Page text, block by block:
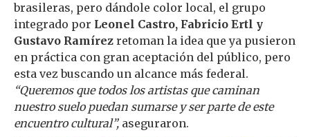
brasileras, pero dándole color local, el grupo
integrado por Leonel Castro, Fabricio Ertl y
Gustavo Ramírez retoman la idea que ya pusieron
en práctica con gran aceptación del público, pero
esta vez buscando un alcance más federal.
“Queremos que todos los artistas que caminan
nuestro suelo puedan sumarse y ser parte de este
encuentro cultural”, aseguraron.